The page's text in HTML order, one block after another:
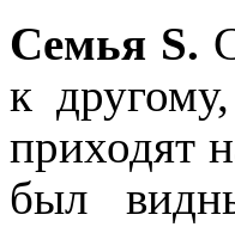
Семья S.
к
приходят
был